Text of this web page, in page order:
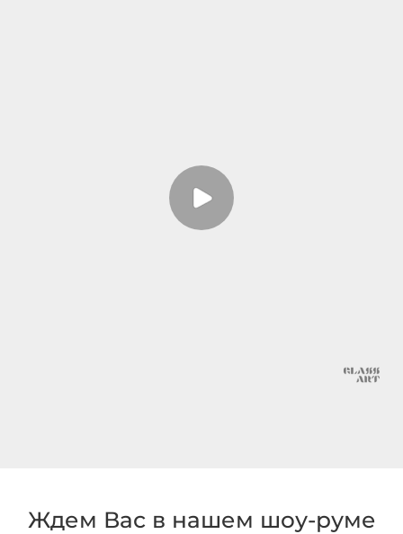
Ждем Вас в нашем шоу-руме